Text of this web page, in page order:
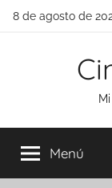
Saltar
8 de agosto de
Menú